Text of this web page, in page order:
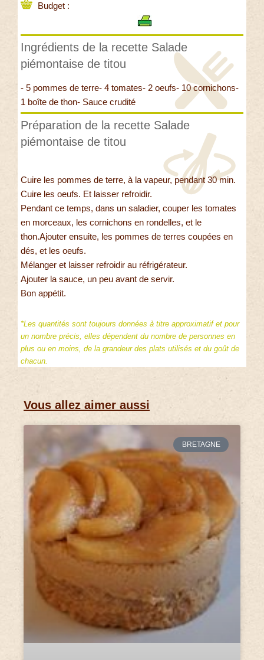
Budget :
Ingrédients de la recette Salade
piémontaise de titou
- 5 pommes de terre- 4 tomates- 2 oeufs- 10 cornichons-
1 boîte de thon- Sauce crudité
Préparation de la recette Salade
piémontaise de titou
Cuire les pommes de terre, à la vapeur, pendant 30 min.
Cuire les oeufs. Et laisser refroidir.
Pendant ce temps, dans un saladier, couper les tomates
en morceaux, les cornichons en rondelles, et le
thon.Ajouter ensuite, les pommes de terres coupées en
dés, et les oeufs.
Mélanger et laisser refroidir au réfrigérateur.
Ajouter la sauce, un peu avant de servir.
Bon appétit.
*Les quantités sont toujours données à titre approximatif et pour
un nombre précis, elles dépendent du nombre de personnes en
plus ou en moins, de la grandeur des plats utilisés et du goût de
chacun.
Vous allez aimer aussi
BRETAGNE